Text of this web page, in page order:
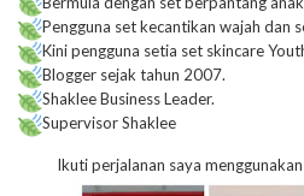
Pengguna set kecantikan wajah dan
Kini pengguna setia set skincare
Blogger sejak tahun 2007.
Shaklee Business Leader.
Supervisor Shaklee
Ikuti perjalanan saya